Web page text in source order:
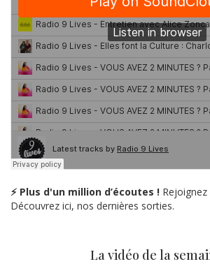
⚡ Plus d'un million d’écoutes !
Découvrez ici, nos dernières sorties.
La vidéo de la